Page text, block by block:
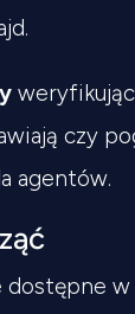
czy
agentów.
dostępne